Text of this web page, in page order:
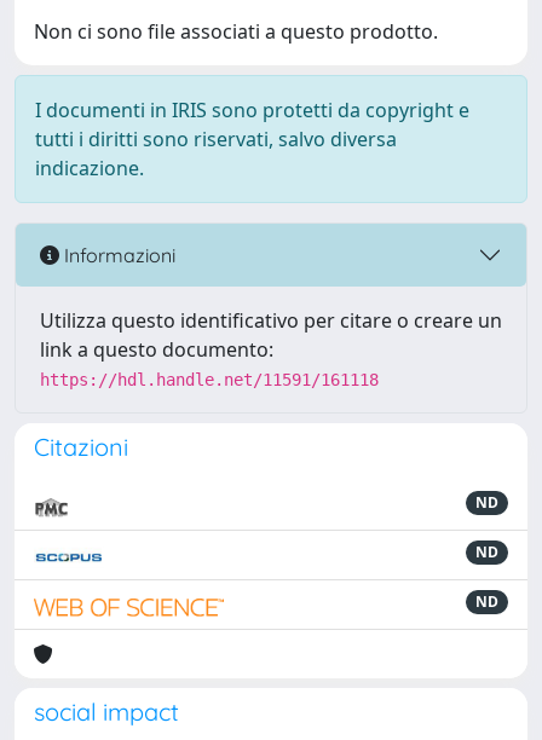
Non ci sono file associati a questo prodotto.
I documenti in IRIS sono protetti da copyright e
tutti i diritti sono riservati, salvo diversa
indicazione.
Informazioni
Utilizza questo identificativo per citare o creare un
link a questo documento:
https://hdl.handle.net/11591/161118
Citazioni
ND
ND
ND
social impact